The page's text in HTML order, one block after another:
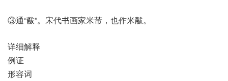
③通“黻”。宋代书画家米芾，也作米黻。
详细解释
例证
形容词